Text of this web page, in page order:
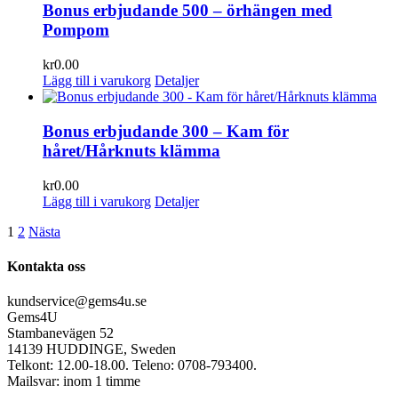
Bonus erbjudande 500 – örhängen med
Pompom
kr0.00
Lägg till i varukorg Detaljer
Bonus erbjudande 300 – Kam för
håret/Hårknuts klämma
kr0.00
Lägg till i varukorg Detaljer
1 2 Nästa
Kontakta oss
kundservice@gems4u.se
Gems4U
Stambanevägen 52
14139 HUDDINGE, Sweden
Telkont: 12.00-18.00. Teleno: 0708-793400.
Mailsvar: inom 1 timme